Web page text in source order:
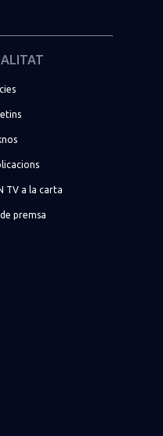
TV a la carta
premsa